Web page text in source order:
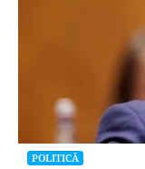
POLITICĂ